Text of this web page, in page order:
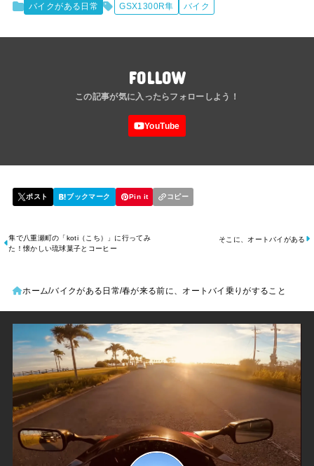
バイクがある日常 GSX1300R隼 バイク
FOLLOW
そこに、オートバイがある
隼で八重瀬町の「koti（こち）」に行ってみ
た！懐かしい琉球菓子とコーヒー
ホーム バイクがある日常 春が来る前に、オートバイ乗りがすること